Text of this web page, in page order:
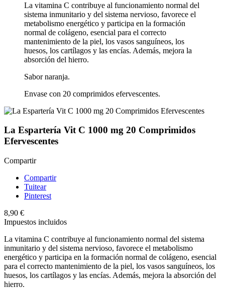
La vitamina C contribuye al funcionamiento normal del
sistema inmunitario y del sistema nervioso, favorece el
metabolismo energético y participa en la formación
normal de colágeno, esencial para el correcto
mantenimiento de la piel, los vasos sanguíneos, los
huesos, los cartílagos y las encías. Además, mejora la
absorción del hierro.
Sabor naranja.
Envase con 20 comprimidos efervescentes.
La Espartería Vit C 1000 mg 20 Comprimidos
Efervescentes
Compartir
Compartir
Tuitear
Pinterest
8,90 €
Impuestos incluidos
La vitamina C contribuye al funcionamiento normal del sistema
inmunitario y del sistema nervioso, favorece el metabolismo
energético y participa en la formación normal de colágeno, esencial
para el correcto mantenimiento de la piel, los vasos sanguíneos, los
huesos, los cartílagos y las encías. Además, mejora la absorción del
hierro.